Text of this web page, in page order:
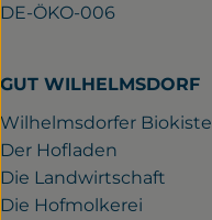
DE-ÖKO-006
GUT WILHELMSDORF
Wilhelmsdorfer Biokiste
Der Hofladen
Die Landwirtschaft
Die Hofmolkerei